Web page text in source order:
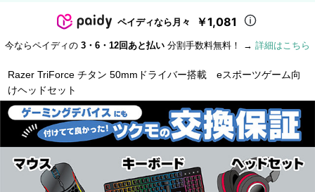
ペイディなら月々 ￥1,081
今ならペイディの 3・6・12回あと払い 分割手数料無料！ → 詳細はこちら
Razer TriForce チタン 50mmドライバー搭載 eスポーツゲーム向
けヘッドセット